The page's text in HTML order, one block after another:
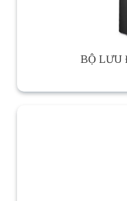
BỘ LƯU